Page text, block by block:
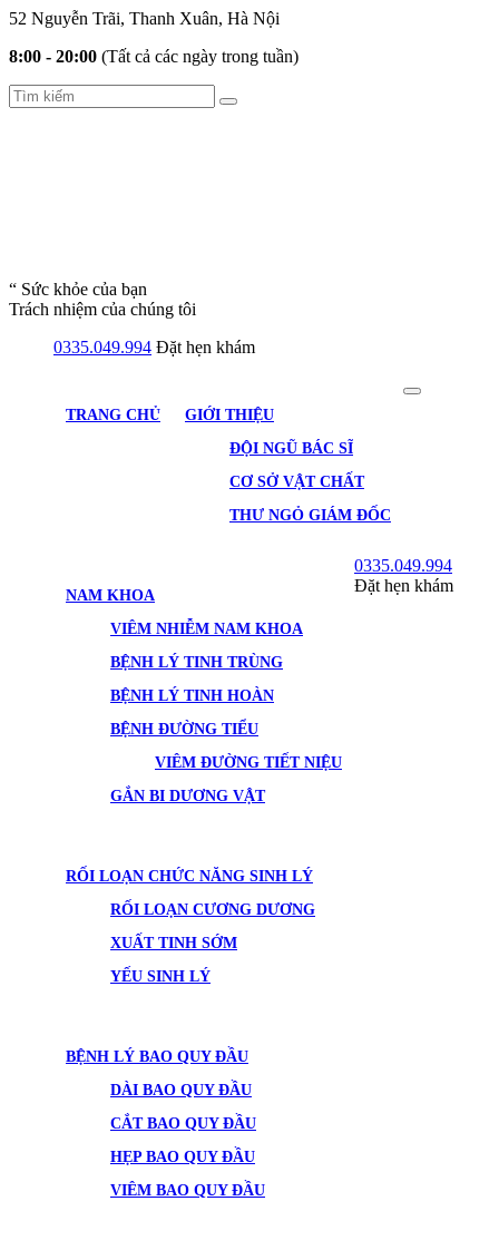
52 Nguyễn Trãi, Thanh Xuân, Hà Nội
8:00 - 20:00 (Tất cả các ngày trong tuần)
“ Sức khỏe của bạn
Trách nhiệm của chúng tôi
0335.049.994 Đặt hẹn khám
TRANG CHỦ
GIỚI THIỆU
ĐỘI NGŨ BÁC SĨ
CƠ SỞ VẬT CHẤT
THƯ NGỎ GIÁM ĐỐC
NAM KHOA
VIÊM NHIỄM NAM KHOA
BỆNH LÝ TINH TRÙNG
BỆNH LÝ TINH HOÀN
BỆNH ĐƯỜNG TIỂU
VIÊM ĐƯỜNG TIẾT NIỆU
GẮN BI DƯƠNG VẬT
RỐI LOẠN CHỨC NĂNG SINH LÝ
RỐI LOẠN CƯƠNG DƯƠNG
XUẤT TINH SỚM
YẾU SINH LÝ
BỆNH LÝ BAO QUY ĐẦU
DÀI BAO QUY ĐẦU
CẮT BAO QUY ĐẦU
HẸP BAO QUY ĐẦU
VIÊM BAO QUY ĐẦU
0335.049.994
Đặt hẹn khám